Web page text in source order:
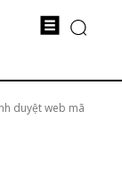
duyệt web mã